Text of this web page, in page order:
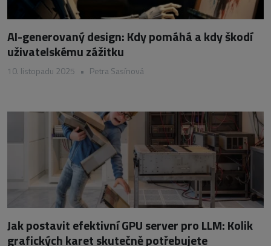
AI-generovaný design: Kdy pomáhá a kdy škodí
uživatelskému zážitku
10. listopadu 2025 • Petra Sasínová
Jak postavit efektivní GPU server pro LLM: Kolik
grafických karet skutečně potřebujete